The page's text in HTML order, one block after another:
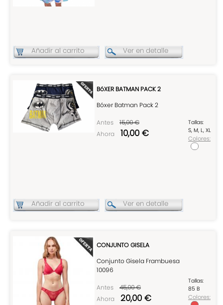
Añadir al carrito Ver en detalle
BóXER BATMAN PACK 2
Bóxer Batman Pack 2
Antes
15,00 €
Ahora
10,00 €
Tallas:
S, M, L, XL
Colores:
Añadir al carrito Ver en detalle
CONJUNTO GISELA
Conjunto Gisela Frambuesa
10096
Antes
45,00 €
Ahora
20,00 €
Tallas:
85 B
Colores: